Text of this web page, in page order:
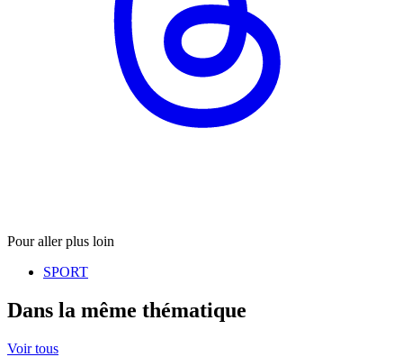
Pour aller plus loin
SPORT
Dans la même thématique
Voir tous